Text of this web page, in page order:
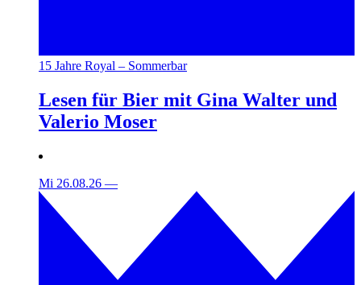
15 Jahre Royal – Sommerbar
Lesen für Bier mit Gina Walter und
Valerio Moser
Mi 26.08.26 —